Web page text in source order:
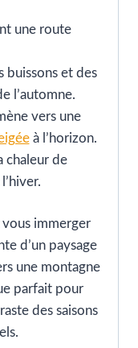
une route
buissons et des
l’automne.
vers une
à l’horizon.
chaleur de
immerger
d’un paysage
une montagne
parfait pour
des saisons